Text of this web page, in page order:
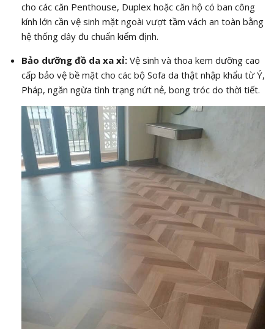
cho các căn Penthouse, Duplex hoặc căn hộ có ban công
kính lớn cần vệ sinh mặt ngoài vượt tầm vách an toàn bằng
hệ thống dây đu chuẩn kiểm định.
Bảo dưỡng đồ da xa xỉ:Vệ sinh và thoa kem dưỡng cao
cấp bảo vệ bề mặt cho các bộ Sofa da thật nhập khẩu từ Ý,
Pháp, ngăn ngừa tình trạng nứt nẻ, bong tróc do thời tiết.